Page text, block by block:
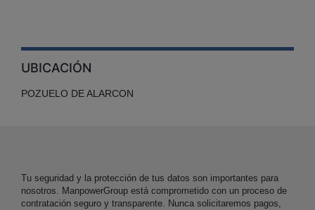
UBICACIÓN
POZUELO DE ALARCON
Tu seguridad y la protección de tus datos son importantes para
nosotros. ManpowerGroup está comprometido con un proceso de
contratación seguro y transparente. Nunca solicitaremos pagos,